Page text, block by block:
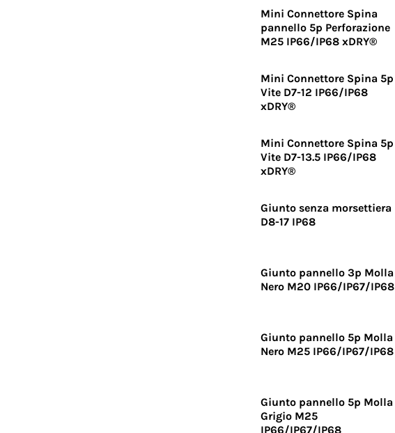
Mini Connettore Spina
pannello 5p Perforazione
M25 IP66/IP68 xDRY®
Mini Connettore Spina 5p
Vite D7-12 IP66/IP68
xDRY®
Mini Connettore Spina 5p
Vite D7-13.5 IP66/IP68
xDRY®
Giunto senza morsettiera
D8-17 IP68
Giunto pannello 3p Molla
Nero M20 IP66/IP67/IP68
Giunto pannello 5p Molla
Nero M25 IP66/IP67/IP68
Giunto pannello 5p Molla
Grigio M25
IP66/IP67/IP68